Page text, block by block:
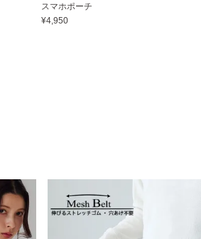
スマホポーチ
¥4,950